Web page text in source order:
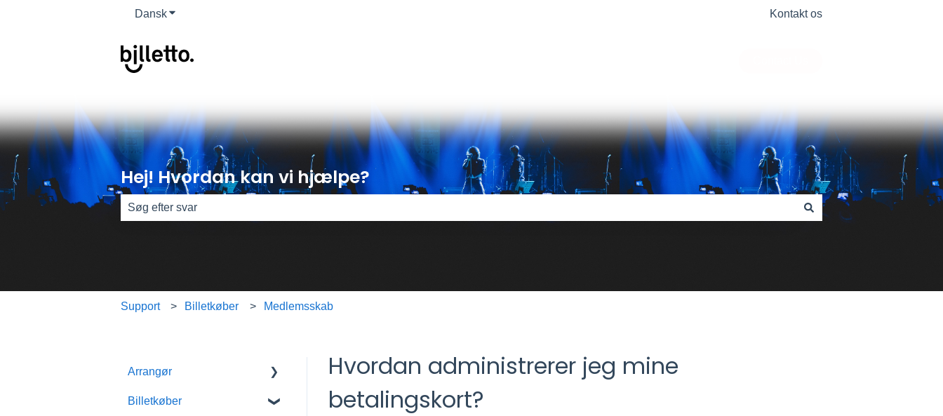
DanskVis undermenu for oversættelser Kontakt os
Hej! Hvordan kan vi hjælpe?
Support Billetkøber Medlemsskab
Hvordan administrerer jeg mine
betalingskort?
Arrangør
Kom godt i gang med
Billetkøber